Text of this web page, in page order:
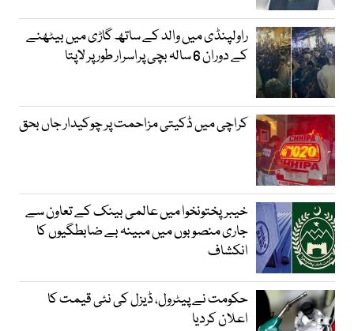
راولپنڈی میں والد کے ساتھ گاڑی میں بیٹھنے
کے دوران 6 سالہ بچی پراسرار طور پر لاپتا
کراچی میں ڈکیتی مزاحمت پر چوکیدار جاں بحق
خیبرپختونخوا میں عالمی بینک کے تعاون سے
جاری منصوبوں میں مبینہ بے ضابطگیوں کا
انکشاف
حکومت نے پیٹرول، ڈیزل کی نئی قیمت کا
اعلان کردیا